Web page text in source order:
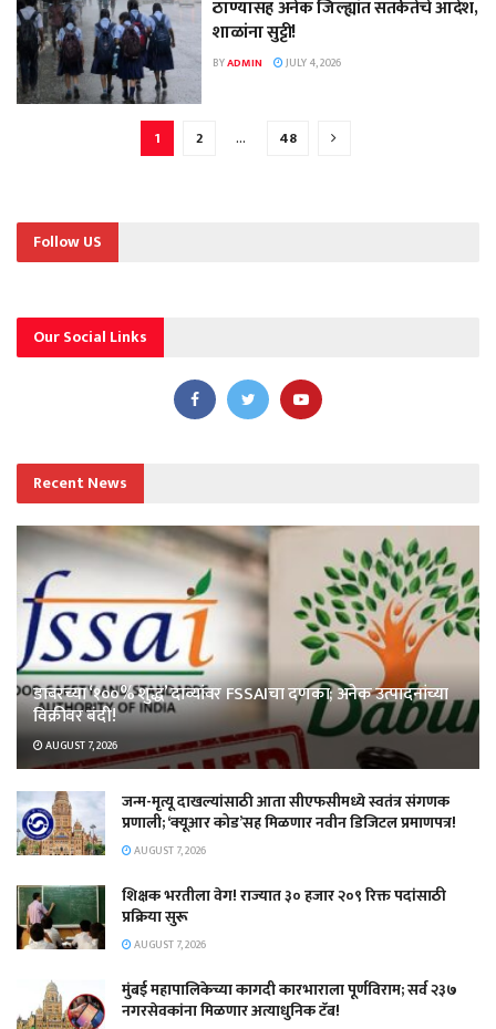
ठाण्यासह अनेक जिल्ह्यांत सतर्कतेचे आदेश,
शाळांना सुट्टी!
BYADMIN JULY 4, 2026
1 2 … 48
Follow US
Our Social Links
Recent News
डाबरच्या ‘१००% शुद्ध’ दाव्यांवर FSSAIचा दणका; अनेक उत्पादनांच्या
विक्रीवर बंदी!
AUGUST 7, 2026
जन्म-मृत्यू दाखल्यांसाठी आता सीएफसीमध्ये स्वतंत्र संगणक
प्रणाली; ‘क्यूआर कोड’सह मिळणार नवीन डिजिटल प्रमाणपत्र!
AUGUST 7, 2026
शिक्षक भरतीला वेग! राज्यात ३० हजार २०९ रिक्त पदांसाठी
प्रक्रिया सुरू
AUGUST 7, 2026
मुंबई महापालिकेच्या कागदी कारभाराला पूर्णविराम; सर्व २३७
नगरसेवकांना मिळणार अत्याधुनिक टॅब!